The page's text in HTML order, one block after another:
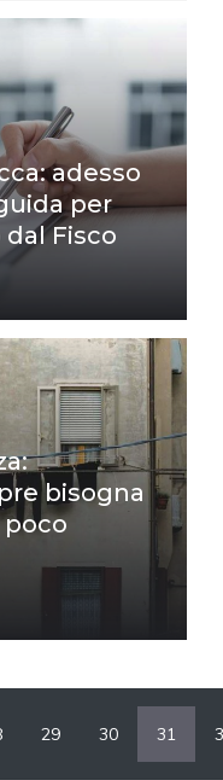
adesso
per
Fisco
bisogna
poco
29 30 31